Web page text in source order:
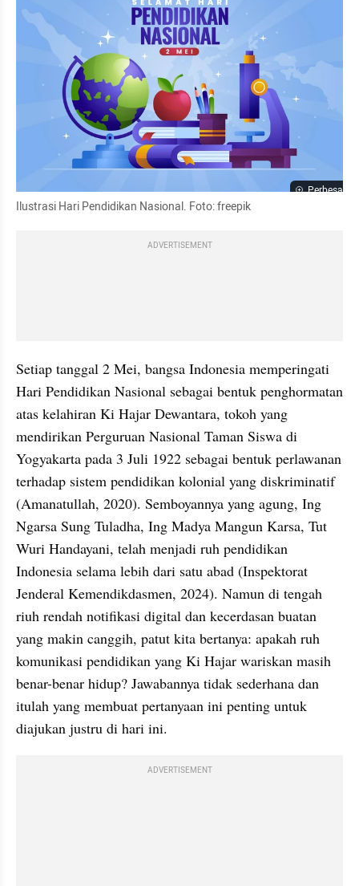
Perbesar
Ilustrasi Hari Pendidikan Nasional. Foto: freepik
ADVERTISEMENT
Setiap tanggal 2 Mei, bangsa Indonesia memperingati
Hari Pendidikan Nasional sebagai bentuk penghormatan
atas kelahiran Ki Hajar Dewantara, tokoh yang
mendirikan Perguruan Nasional Taman Siswa di
Yogyakarta pada 3 Juli 1922 sebagai bentuk perlawanan
terhadap sistem pendidikan kolonial yang diskriminatif
(Amanatullah, 2020). Semboyannya yang agung, Ing
Ngarsa Sung Tuladha, Ing Madya Mangun Karsa, Tut
Wuri Handayani, telah menjadi ruh pendidikan
Indonesia selama lebih dari satu abad (Inspektorat
Jenderal Kemendikdasmen, 2024). Namun di tengah
riuh rendah notifikasi digital dan kecerdasan buatan
yang makin canggih, patut kita bertanya: apakah ruh
komunikasi pendidikan yang Ki Hajar wariskan masih
benar-benar hidup? Jawabannya tidak sederhana dan
itulah yang membuat pertanyaan ini penting untuk
diajukan justru di hari ini.
ADVERTISEMENT